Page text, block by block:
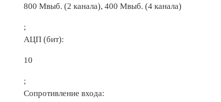
800 Мвыб. (2 канала), 400 Мвыб. (4 канала)
;
АЦП (бит):
10
;
Сопротивление входа: